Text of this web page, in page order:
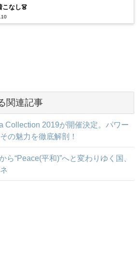
こなし👗
関連記事
Collection 2019が開催決定。パワー
の魅力を徹底解剖！
ら“Peace(平和)”へと変わりゆく国、